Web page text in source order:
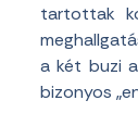
tartottak
a két buzi
bizonyos